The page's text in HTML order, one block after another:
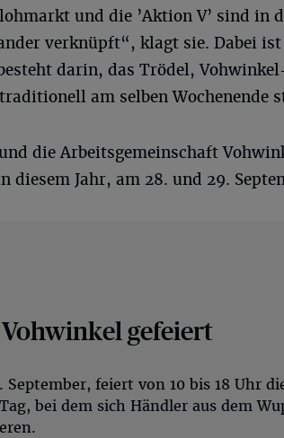
und die ’Aktion V’ sind in
verknüpft“, klagt sie. Dabei
darin, das Trödel,
am selben Wochenende
die Arbeitsgemeinschaft
diesem Jahr, am 28. und 29.
gefeiert
September, feiert von 10 bis 18 Uhr
bei dem sich Händler aus dem